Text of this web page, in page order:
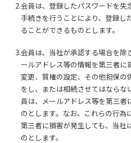
2.会員は、登録したパスワードを失
手続きを行うことにより、登録し
ることができるものとします。
3.会員は、当社が承認する場合を除
ールアドレス等の情報を第三者に
変更、質権の設定、その他担保の
をし、または相続させてはならな
員は、メールアドレス等を第三者
のとします。なお、これらの行為
第三者に損害が発生しても、当社
のとします。